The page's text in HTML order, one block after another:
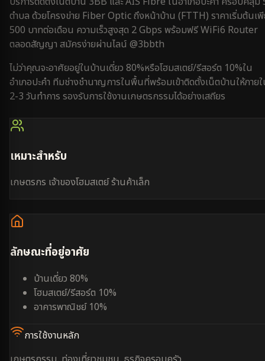
ตำบล ด้วยโครงข่าย Fiber Optic ถึงหน้าบ้าน (FTTH) ราคาเริ่มต้นเ
500 บาทต่อเดือน ความเร็วสูงสุด 2 Gbps พร้อมฟรี WiFi6 Router
ตลอดสัญญา สมัครง่ายผ่านไลน์ @3bbth
ไม่ว่าคุณจะอาศัยอยู่ในบ้านเดี่ยว 80%หรือโฮมสเตย์/รีสอร์ต 10%ใน
อำเภอปะคำ ทีมช่างชำนาญการในพื้นที่พร้อมเข้าติดตั้งเน็ตบ้านให้ภาย
2-3 วันทำการ รองรับการใช้งานเกษตรกรรมได้อย่างเสถียร
เหมาะสำหรับ
เกษตรกร เจ้าของโฮมสเตย์ ร้านค้าเล็ก
ลักษณะที่อยู่อาศัย
บ้านเดี่ยว 80%
โฮมสเตย์/รีสอร์ต 10%
อาคารพาณิชย์ 10%
การใช้งานหลัก